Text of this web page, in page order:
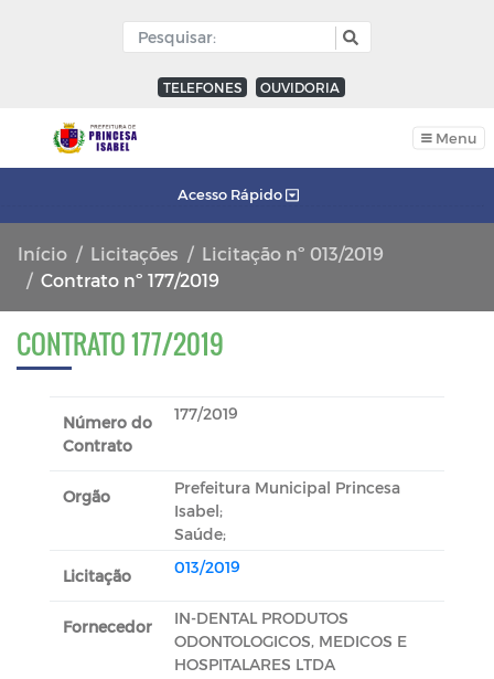
TELEFONES OUVIDORIA
Menu
Acesso Rápido
Início Licitações
Licitação nº 013/2019
Contrato nº 177/2019
CONTRATO 177/2019
Número do
Contrato
177/2019
Orgão
Prefeitura Municipal Princesa
Isabel;
Saúde;
Licitação 013/2019
Fornecedor
IN-DENTAL PRODUTOS
ODONTOLOGICOS, MEDICOS E
HOSPITALARES LTDA